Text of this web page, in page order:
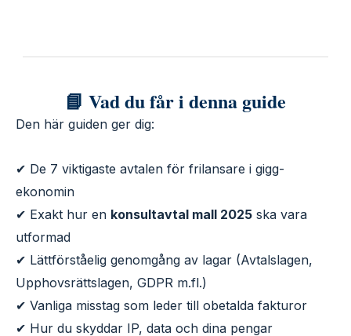
📘 Vad du får i denna guide
Den här guiden ger dig:
✔ De 7 viktigaste avtalen för frilansare i gigg-
ekonomin
✔ Exakt hur en konsultavtal mall 2025 ska vara
utformad
✔ Lättförståelig genomgång av lagar (Avtalslagen,
Upphovsrättslagen, GDPR m.fl.)
✔ Vanliga misstag som leder till obetalda fakturor
✔ Hur du skyddar IP, data och dina pengar